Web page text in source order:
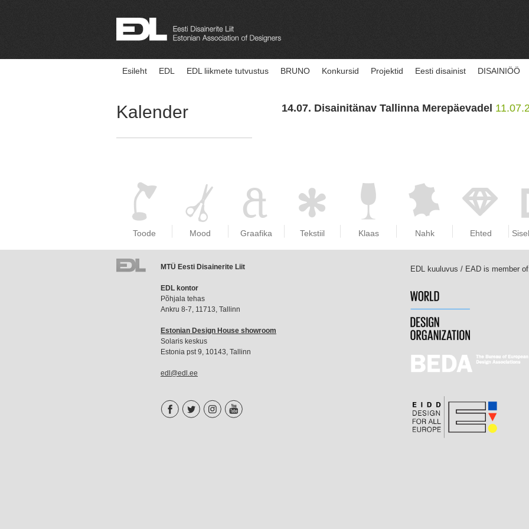
Esileht EDL EDL liikmete tutvustus BRUNO Konkursid Projektid Eesti disainist DISAINIÖÖ
Kalender 14.07. Disainitänav Tallinna Merepäevadel
Toode Mood Graafika Tekstiil Klaas Nahk Ehted
liikmemaks
MTÜ Eesti Disainerite Liit
EDL kontor
Põhjala tehas
Ankru 8-7, 11713, Tallinn
Estonian Design House showroom
Solaris keskus
Estonia pst 9, 10143, Tallinn
edl@edl.ee
EDL kuuluvus /